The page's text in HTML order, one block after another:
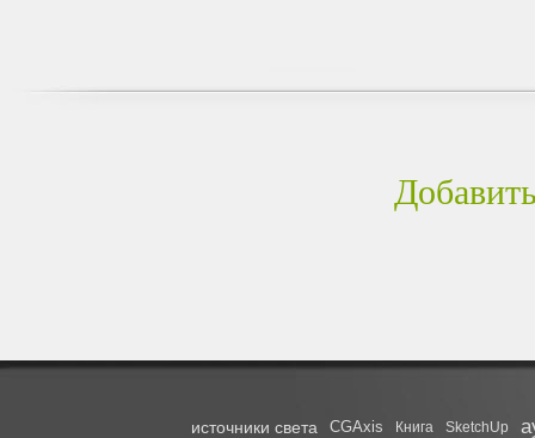
источники света CGAxis Книга SketchUp